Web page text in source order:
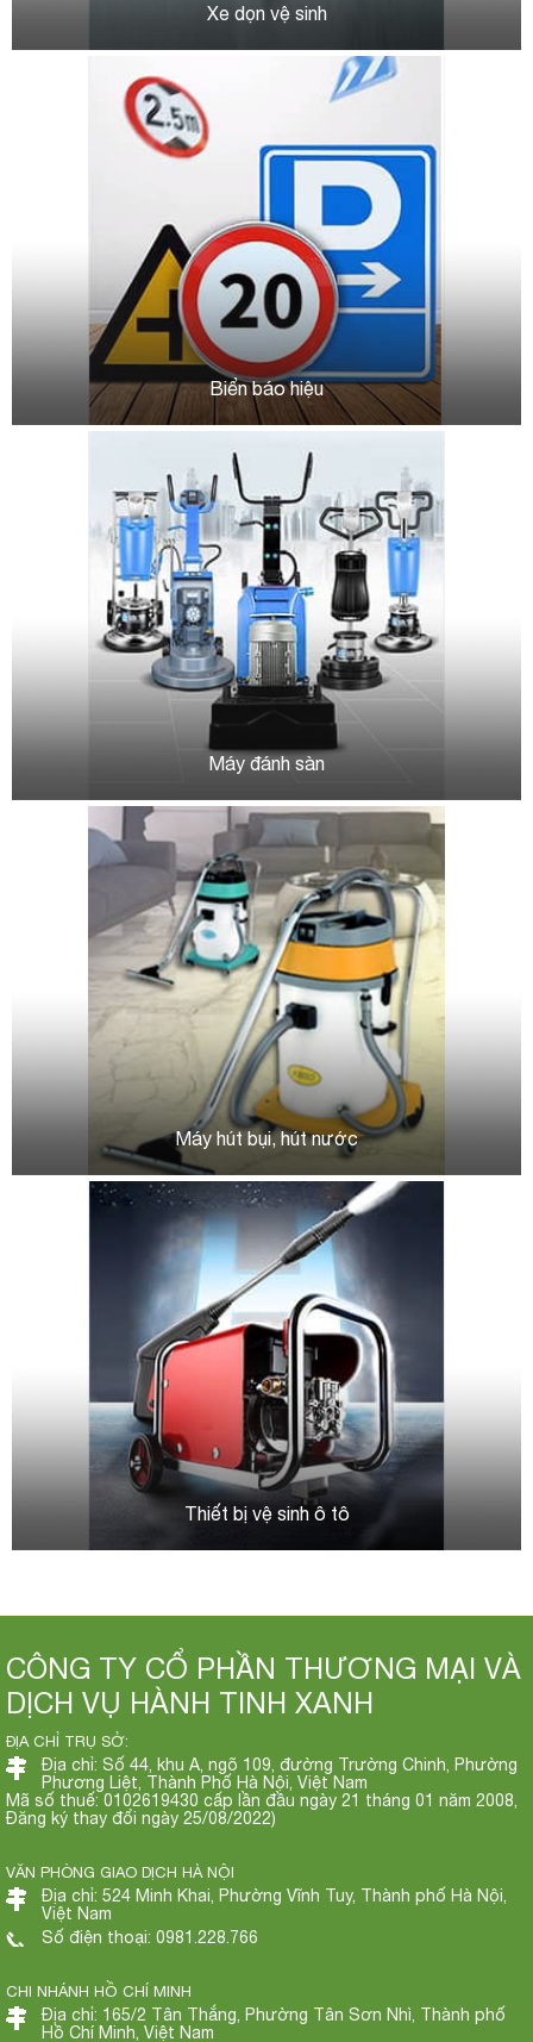
Xe dọn vệ sinh
Biển báo hiệu
Máy đánh sàn
Máy hút bụi, hút nước
Thiết bị vệ sinh ô tô
CÔNG TY CỔ PHẦN THƯƠNG MẠI VÀ
DỊCH VỤ HÀNH TINH XANH
ĐỊA CHỈ TRỤ SỞ:
Địa chỉ: Số 44, khu A, ngõ 109, đường Trường Chinh, Phường
Phương Liệt, Thành Phố Hà Nội, Việt Nam
Mã số thuế: 0102619430 cấp lần đầu ngày 21 tháng 01 năm 2008,
Đăng ký thay đổi ngày 25/08/2022)
VĂN PHÒNG GIAO DỊCH HÀ NỘI
Địa chỉ: 524 Minh Khai, Phường Vĩnh Tuy, Thành phố Hà Nội,
Việt Nam
Số điện thoại: 0981.228.766
CHI NHÁNH HỒ CHÍ MINH
Địa chỉ: 165/2 Tân Thắng, Phường Tân Sơn Nhì, Thành phố
Hồ Chí Minh, Việt Nam